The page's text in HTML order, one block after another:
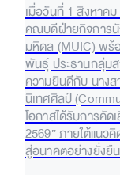
เมื่อวันที่ 1 สิงหาค
คณบดีฝ่ายกิจการ
มหิดล (MUIC) พร้
พันธุ์ ประธานกลุ่ม
ความยินดีกับ นาง
นิเทศศิลป์
โอกาสได้รับการคัด
2569” ภายใต้แน
สู่อนาคตอย่างยั่งยื